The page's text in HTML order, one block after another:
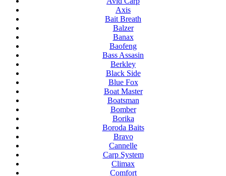
Axis
Bait Breath
Balzer
Banax
Baofeng
Bass Assasin
Berkley
Black Side
Blue Fox
Boat Master
Boatsman
Bomber
Borika
Boroda Baits
Bravo
Cannelle
Carp System
Climax
Comfort